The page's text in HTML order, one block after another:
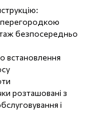
перегородкою
безпосередньо
встановлення
розташовані з
і